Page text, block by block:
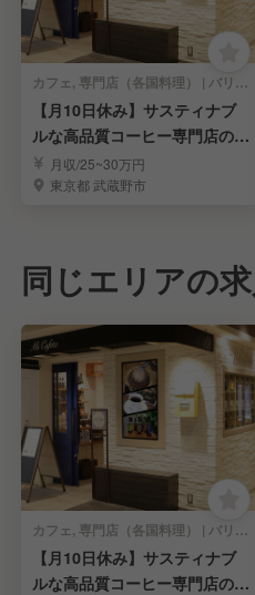
カフェ, 専門店（各国料理） | バリスタ
【月10日休み】サスティナブ
ルな高品質コーヒー専門店のバ
リスタ募集
月収/25~30万円
東京都 武蔵野市
同じエリアの
カフェ, 専門店（各国料理） | バリスタ
【月10日休み】サスティナブ
ルな高品質コーヒー専門店のバ